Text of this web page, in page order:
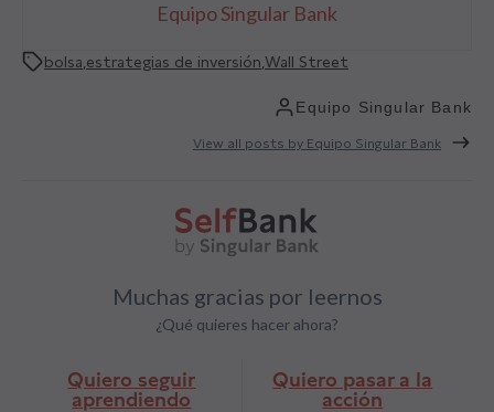
Equipo Singular Bank
bolsa estrategias de inversión Wall Street
Equipo Singular Bank
View all posts by Equipo Singular Bank
Muchas gracias por leernos
¿Qué quieres hacer ahora?
Quiero seguir
aprendiendo
Quiero pasar a la
acción